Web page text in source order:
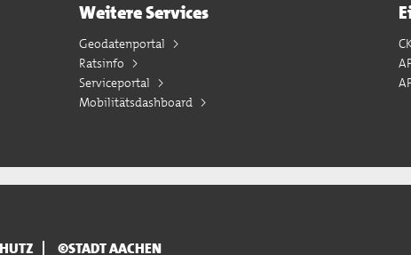
Weitere Services
Geodatenportal
Ratsinfo
Serviceportal
Mobilitätsdashboard
©STADT AACHEN